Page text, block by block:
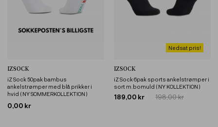
IZSOCK
iZ Sock 50pak bambus
ankelstrømper med blå prikker i
hvid ( NY SOMMERKOLLEKTION )
0,00 kr
Nedsat pris!
IZSOCK
iZ Sock 6pak sports ankelstrømper i
sort m.bomuld ( NY KOLLEKTION )
189,00 kr 198,00 kr